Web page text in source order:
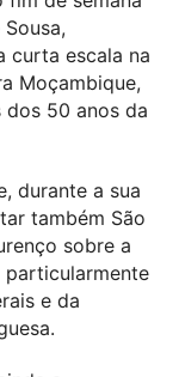
curta escala na
Moçambique,
50 anos da
durante a sua
também São
sobre a
particularmente
e da